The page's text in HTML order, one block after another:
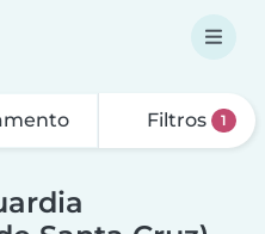
Filtros 1